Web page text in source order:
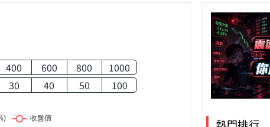
400 600 800 1000
30 40 50 100